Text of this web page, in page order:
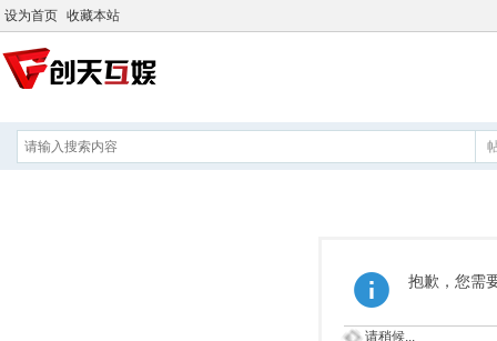
设为首页 收藏本站
抱歉，您需
请稍候...